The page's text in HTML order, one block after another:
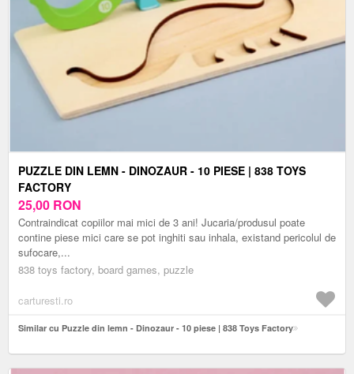
PUZZLE DIN LEMN - DINOZAUR - 10 PIESE | 838 TOYS
FACTORY
25,00 RON
Contraindicat copiilor mai mici de 3 ani! Jucaria/produsul poate
contine piese mici care se pot inghiti sau inhala, existand pericolul de
sufocare,...
838 toys factory, board games, puzzle
carturesti.ro
Similar cu Puzzle din lemn - Dinozaur - 10 piese | 838 Toys Factory